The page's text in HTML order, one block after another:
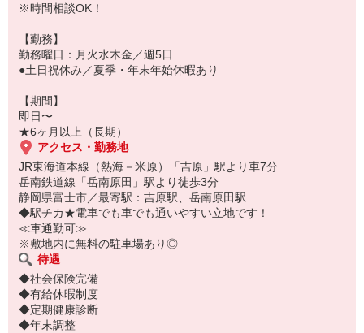
※時間相談OK！
【勤務】
勤務曜日：月火水木金／週5日
●土日祝休み／夏季・年末年始休暇あり
【期間】
即日〜
★6ヶ月以上（長期）
アクセス・勤務地
JR東海道本線（熱海－米原）「吉原」駅より車7分
岳南鉄道線「岳南原田」駅より徒歩3分
静岡県富士市／最寄駅：吉原駅、岳南原田駅
◆駅チカ★電車でも車でも通いやすい立地です！
≪車通勤可≫
※敷地内に無料の駐車場あり◎
待遇
◆社会保険完備
◆有給休暇制度
◆定期健康診断
◆年末調整